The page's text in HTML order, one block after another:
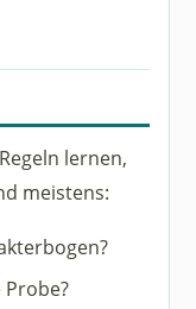
lernen,
meistens: